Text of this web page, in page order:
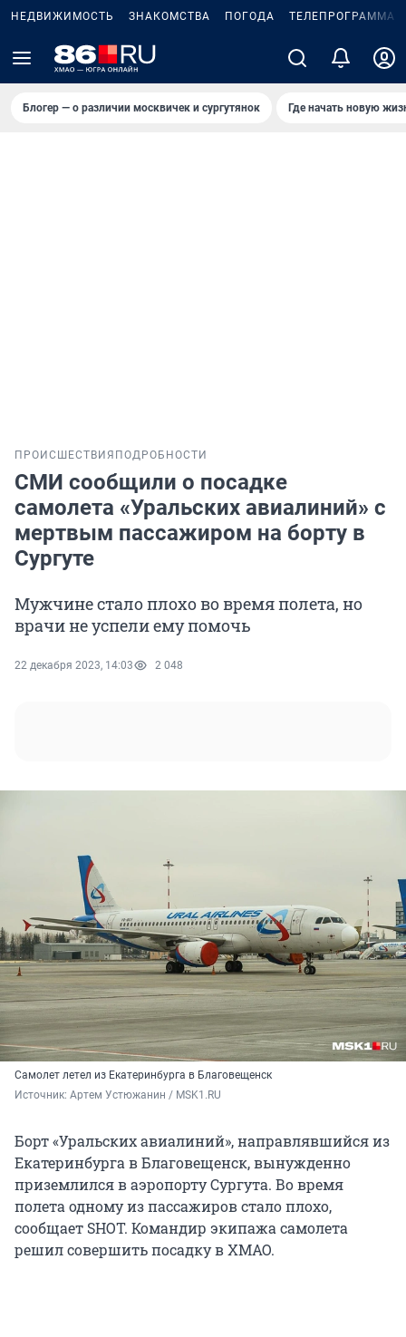
НЕДВИЖИМОСТЬ ЗНАКОМСТВА ПОГОДА ТЕЛЕПРОГРАММА
Блогер — о различии москвичек и сургутянок Где начать новую
ПРОИСШЕСТВИЯ ПОДРОБНОСТИ
СМИ сообщили о посадке
самолета «Уральских авиалиний» с
мертвым пассажиром на борту в
Сургуте
Мужчине стало плохо во время полета, но
врачи не успели ему помочь
22 декабря 2023, 14:03 2 048
Самолет летел из Екатеринбурга в Благовещенск
Источник: Артем Устюжанин / MSK1.RU
Борт «Уральских авиалиний», направлявшийся из
Екатеринбурга в Благовещенск, вынужденно
приземлился в аэропорту Сургута. Во время
полета одному из пассажиров стало плохо,
сообщает SHOT. Командир экипажа самолета
решил совершить посадку в ХМАО.